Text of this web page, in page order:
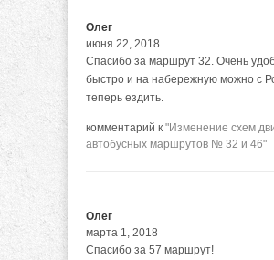
Олег
июня 22, 2018
Спасибо за маршрут 32. Очень
быстро и на набережную можно с
теперь ездить.
комментарий к "Изменение схем
автобусных маршрутов № 32 и 46"
Олег
марта 1, 2018
Спасибо за 57 маршрут!